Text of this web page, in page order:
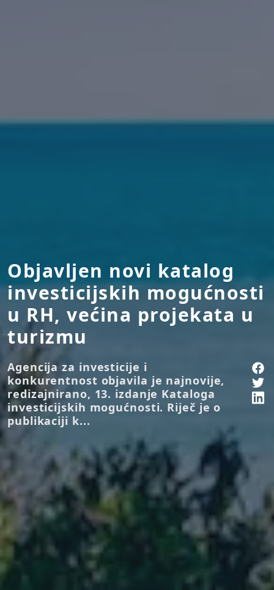
Objavljen novi katalog
investicijskih mogućnosti
u RH, većina projekata u
turizmu
Agencija za investicije i
konkurentnost objavila je najnovije,
redizajnirano, 13. izdanje Kataloga
investicijskih mogućnosti. Riječ je o
publikaciji k...